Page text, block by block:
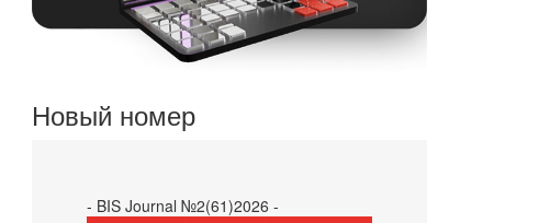
Новый номер
- BIS Journal №2(61)2026 -